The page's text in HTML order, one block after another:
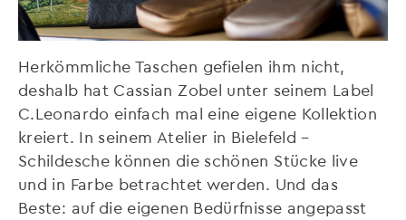
Herkömmliche Taschen gefielen ihm nicht,
deshalb hat Cassian Zobel unter seinem Label
C.Leonardo einfach mal eine eigene Kollektion
kreiert. In seinem Atelier in Bielefeld –
Schildesche können die schönen Stücke live
und in Farbe betrachtet werden. Und das
Beste: auf die eigenen Bedürfnisse angepasst